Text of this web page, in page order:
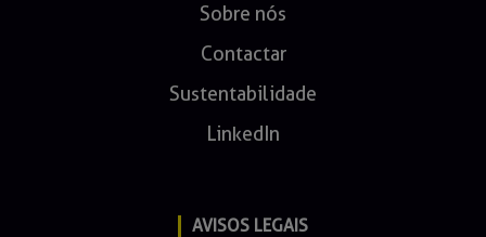
Sobre nós
Contactar
Sustentabilidade
LinkedIn
AVISOS LEGAIS